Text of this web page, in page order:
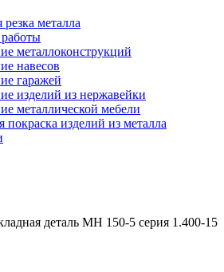
металла
металлоконструкций
навесов
гаражей
изделий из нержавейки
металлической мебели
покраска изделий из металла
деталь МН 150-5 серия 1.400-15